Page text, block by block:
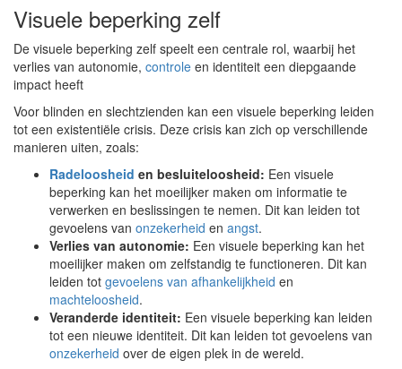
Visuele beperking zelf
De visuele beperking zelf speelt een centrale rol, waarbij het
verlies van autonomie, controle en identiteit een diepgaande
impact heeft
Voor blinden en slechtzienden kan een visuele beperking leiden
tot een existentiële crisis. Deze crisis kan zich op verschillende
manieren uiten, zoals:
Radeloosheid en besluiteloosheid: Een visuele
beperking kan het moeilijker maken om informatie te
verwerken en beslissingen te nemen. Dit kan leiden tot
gevoelens van onzekerheid en angst.
Verlies van autonomie: Een visuele beperking kan het
moeilijker maken om zelfstandig te functioneren. Dit kan
leiden tot gevoelens van afhankelijkheid en
machteloosheid.
Veranderde identiteit: Een visuele beperking kan leiden
tot een nieuwe identiteit. Dit kan leiden tot gevoelens van
onzekerheid over de eigen plek in de wereld.